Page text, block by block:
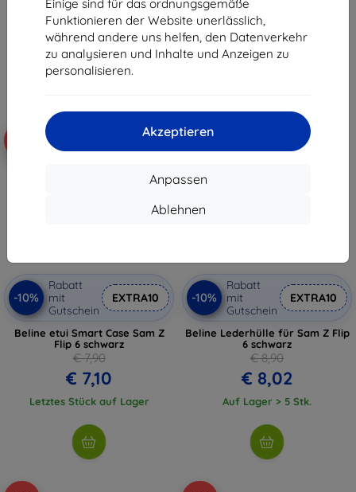
Einige sind für das ordnungsgemäße
Funktionieren der Website unerlässlich,
während andere uns helfen, den Datenverkehr
zu analysieren und Inhalte und Anzeigen zu
personalisieren.
Akzeptieren
Anpassen
Ablehnen
€ 25,90
€ 23,30
Auf Lager > 5 Stk.
(BMHCZF623PUDTK)
€ 33,90
€ 30,52
Auf Lager > 5 Stk.
-10%
Rabatt
mit
Gutschein
EXTRA10
Beline etui Smart Case Sam Z
Flip 6 schwarz
€ 7,90
€ 7,10
Letztes Stück auf Lager
-10%
-10%
Rabatt
mit
Gutschein
EXTRA10
Beline Lederhülle für Sam Z Flip
6 schwarz
€ 8,90
€ 8,02
Auf Lager > 5 Stk.